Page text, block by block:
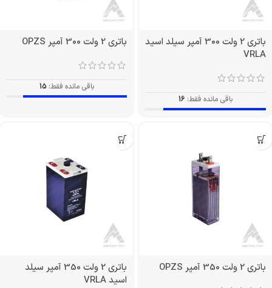
باتری 2 ولت 300 آمپر سیلد اسید
VRLA
باقی مانده فقط: 16
باتری 2 ولت 300 آمپر OPZS
باقی مانده فقط: 15
باتری 2 ولت 350 آمپر OPZS
باتری 2 ولت 350 آمپر سیلد
اسید VRLA